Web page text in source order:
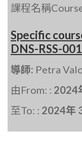
課程名稱
Specific
DNS-RSS-001
導師: Petra
由From: : 2024
至To: : 2024年